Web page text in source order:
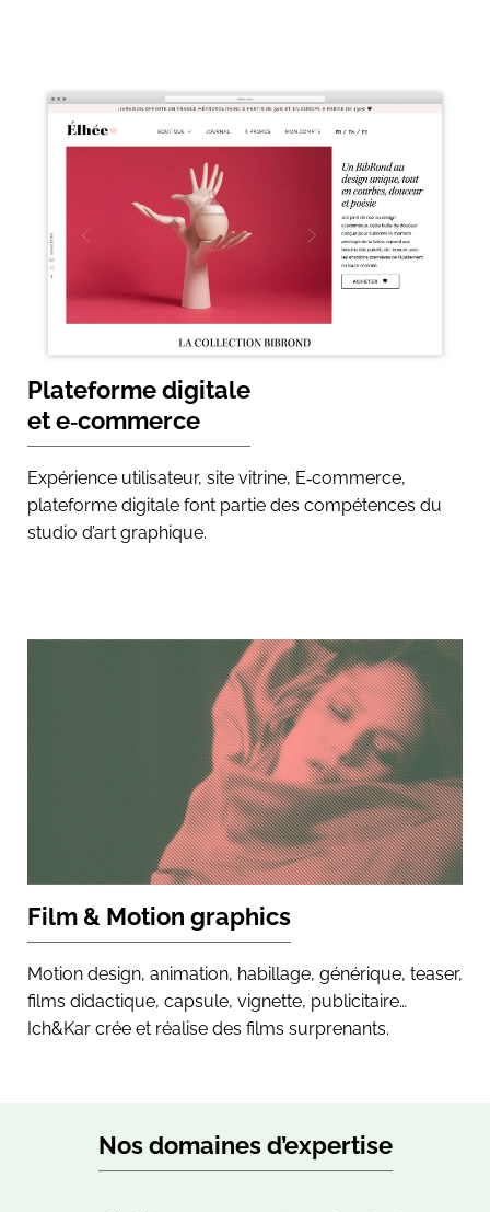
Plateforme digitale
et e‑commerce
Expérience utilisateur, site vitrine, E‑commerce,
plateforme digitale font partie des compétences du
studio d’art graphique.
Film & Motion graphics
Motion design, animation, habillage, générique, teaser,
films didactique, capsule, vignette, publicitaire…
Ich&Kar crée et réalise des films surprenants.
Nos domaines d’expertise